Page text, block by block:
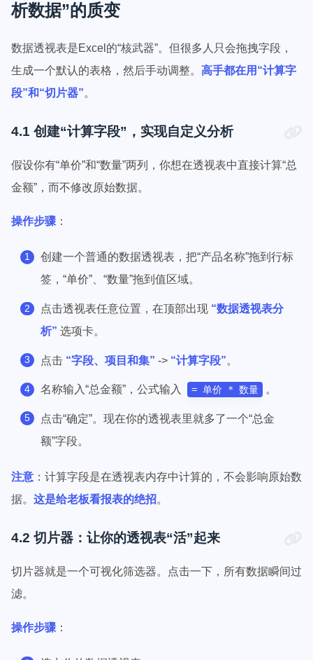
析数据”的质变
数据透视表是Excel的“核武器”。但很多人只会拖拽字段，
生成一个默认的表格，然后手动调整。 高手都在用“计算字
段”和“切片器”。
4.1 创建“计算字段”，实现自定义分析
假设你有“单价”和“数量”两列，你想在透视表中直接计算“总
金额”，而不修改原始数据。
操作步骤 ：
创建一个普通的数据透视表，把“产品名称”拖到行标
签，“单价”、“数量”拖到值区域。
点击透视表任意位置，在顶部出现 “数据透视表分
析” 选项卡。
点击 “字段、项目和集” -> “计算字段”。
名称输入“总金额”，公式输入 = 单价 * 数量 。
点击“确定”。现在你的透视表里就多了一个“总金
额”字段。
注意 ：计算字段是在透视表内存中计算的，不会影响原始数
据。 这是给老板看报表的绝招。
4.2 切片器：让你的透视表“活”起来
切片器就是一个可视化筛选器。点击一下，所有数据瞬间过
滤。
操作步骤 ：